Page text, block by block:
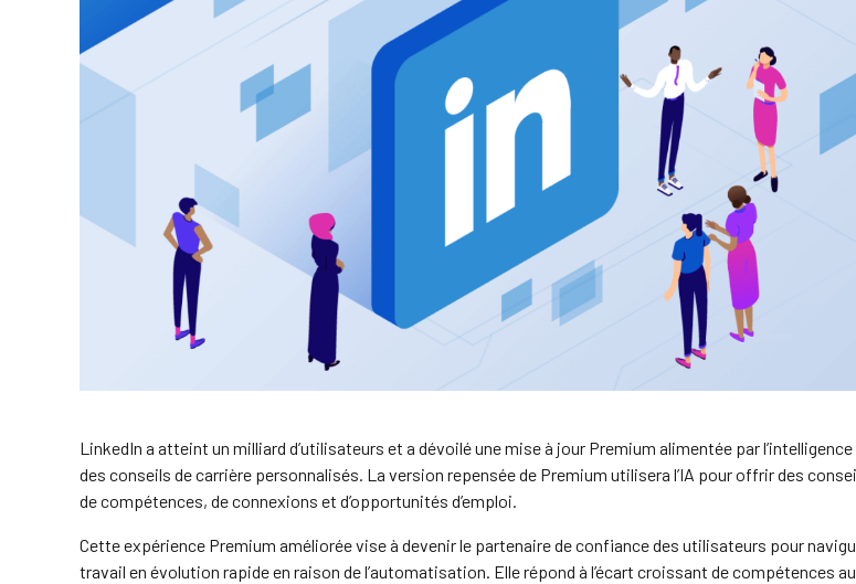
LinkedIn a atteint un milliard d’utilisateurs et a dévoilé une mise à jour Premium alimentée par
des conseils de carrière personnalisés. La version repensée de Premium utilisera l’IA pour offrir des
de compétences, de connexions et d’opportunités d’emploi.
Cette expérience Premium améliorée vise à devenir le partenaire de confiance des utilisateurs pour
travail en évolution rapide en raison de l’automatisation. Elle répond à l’écart croissant de compétences